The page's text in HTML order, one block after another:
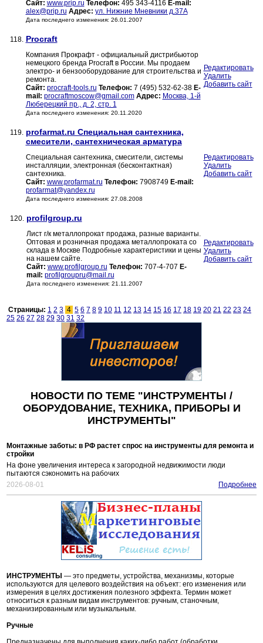
Сайт: www.prip.ru Телефон: 495 343-4116 E-mail:
alex@prip.ru Адрес: ул. Нижние Мневники д.37А
Дата последнего изменения: 26.01.2007
118. Procraft
Компания Прокрафт - официальный дистрибьютор
немецкого бренда Procraft в России. Мы продаем
электро- и бензооборудование для строительства и
ремонта.
Сайт: procraft-tools.ru Телефон: 7 (495) 532-62-38 E-
mail: procraftmoscow@gmail.com Адрес: Москва, 1-й
Люберецкий пр., д. 2, стр. 1
Дата последнего изменения: 20.11.2020
Редактировать
Удалить
Добавить сайт
119. profarmat.ru Специальная сантехника,
смесители, сантехническая арматура
Специальная сантехника, смесители, системы
инсталляции, электронная (бесконтактная)
сантехника.
Сайт: www.profarmat.ru Телефон: 7908749 E-mail:
profarmat@yandex.ru
Дата последнего изменения: 27.08.2008
Редактировать
Удалить
Добавить сайт
120. profilgroup.ru
Лист г/к металлопрокат продажа, разные варианты.
Оптовая и розничная продажа металлопроката со
склада в Москве Подробные характеристики и цены
на нашем сайте.
Сайт: www.profilgroup.ru Телефон: 707-4-707 E-
mail: profilgroupru@mail.ru
Дата последнего изменения: 21.11.2007
Редактировать
Удалить
Добавить сайт
Страницы: 1 2 3 4 5 6 7 8 9 10 11 12 13 14 15 16 17 18 19 20 21 22 23 24
25 26 27 28 29 30 31 32
НОВОСТИ ПО ТЕМЕ "ИНСТРУМЕНТЫ /
ОБОРУДОВАНИЕ, ТЕХНИКА, ПРИБОРЫ И
ИНСТРУМЕНТЫ"
Монтажные заботы: в РФ растет спрос на инструменты для ремонта и
стройки
На фоне увеличения интереса к загородной недвижимости люди
пытаются сэкономить на рабочих
2026-08-01
Подробнее
ИНСТРУМЕНТЫ — это предметы, устройства, механизмы, которые
используются для целевого воздействия на объект: его изменения или
измерения в целях достижения полезного эффекта. Термин может
относиться к разным видам инструментов: ручным, станочным,
механизированным или музыкальным.
Ручные